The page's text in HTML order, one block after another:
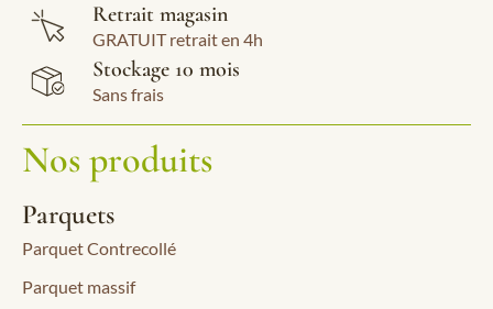
Retrait magasin
GRATUIT retrait en 4h
Stockage 10 mois
Sans frais
Nos produits
Parquets
Parquet Contrecollé
Parquet massif